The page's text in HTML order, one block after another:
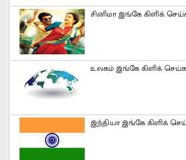
சினிமா இங்கே கிளிக்
உலகம் இங்கே கிளிக் செய்க
இந்தியா இங்கே கிளிக்